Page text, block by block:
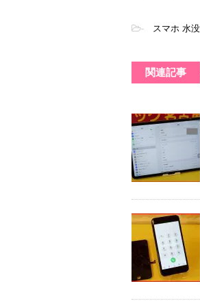
- スマホ 水
関連記事